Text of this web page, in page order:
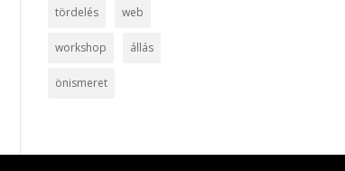
tördelés web
workshop állás
önismeret